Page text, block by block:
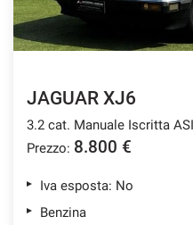
JAGUAR XJ6
3.2 cat. Manuale Iscritta ASI
Prezzo: 8.800 €
Iva esposta: No
Benzina